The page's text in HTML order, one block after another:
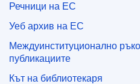
Речници на ЕС
Уеб архив на ЕС
Междуинституционално
публикациите
Кът на библиотекаря